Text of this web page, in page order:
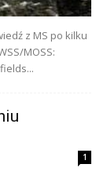
z MS po kilku
MOSS:
1